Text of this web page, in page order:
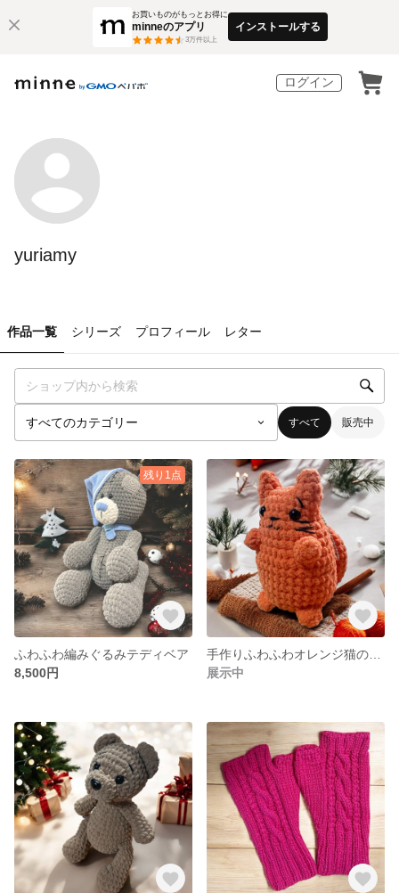
お買いものがもっとお得に
minneのアプリ
3万件以上
インストールする
ログイン
yuriamy
作品一覧 シリーズ プロフィール レター
すべて 販売中
残り1点
ふわふわ編みぐるみテディベア
8,500円
展示中